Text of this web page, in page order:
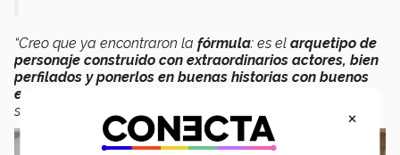
“Creo que ya encontraron la fórmula: es el arquetipo de
personaje construido con extraordinarios actores, bien
perfilados y ponerlos en buenas historias con buenos
efectos especiales,
sorprendan”
, afirmó Cristina. ×